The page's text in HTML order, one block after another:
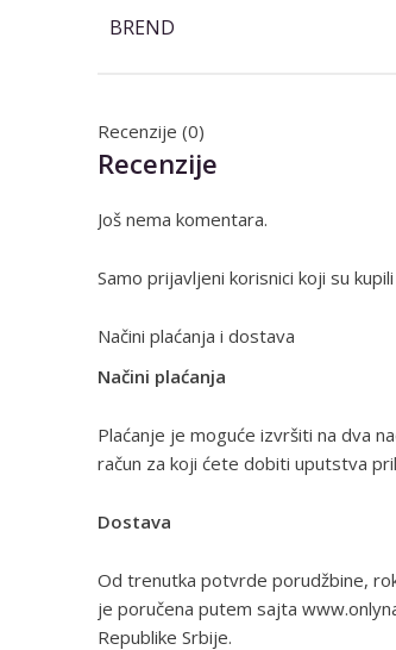
BREND
Recenzije (0)
Recenzije
Još nema komentara.
Samo prijavljeni korisnici koji su
Načini plaćanja i dostava
Načini plaćanja
Plaćanje je moguće izvršiti na dva
račun za koji ćete dobiti uputstva
Dostava
Od trenutka potvrde porudžbine,
je poručena putem sajta
Republike Srbije.